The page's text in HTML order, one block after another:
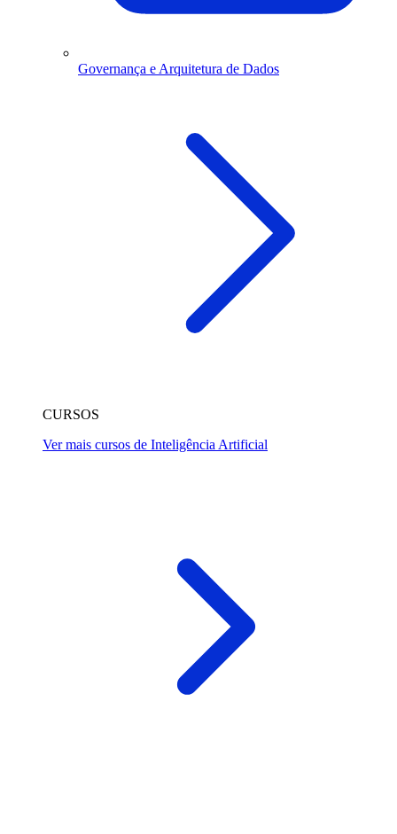
Governança e Arquitetura de Dados
CURSOS
Ver mais cursos de Inteligência Artificial